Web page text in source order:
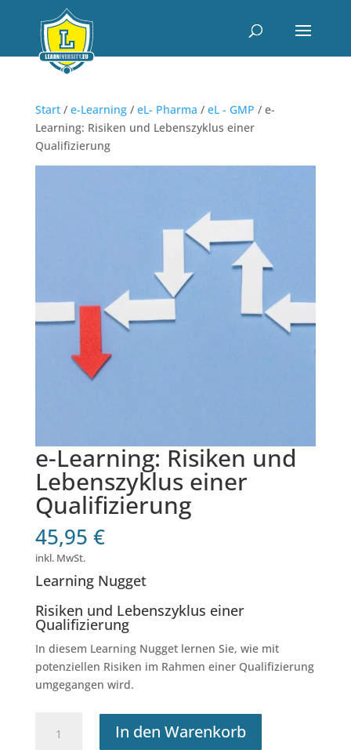
Start/ e-Learning/ eL- Pharma / eL - GMP / e-
Learning: Risiken und Lebenszyklus einer
Qualifizierung
e-Learning: Risiken und
Lebenszyklus einer
Qualifizierung
45,95 €
inkl. MwSt.
Learning Nugget
Risiken und Lebenszyklus einer
Qualifizierung
In diesem Learning Nugget lernen Sie, wie mit
potenziellen Risiken im Rahmen einer Qualifizierung
umgegangen wird.
Learning:
In den Warenkorb